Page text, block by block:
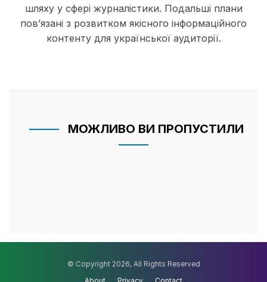
шляху у сфері журналістики. Подальші плани
пов’язані з розвитком якісного інформаційного
контенту для української аудиторії.
МОЖЛИВО ВИ ПРОПУСТИЛИ
© Copyright 2026, All Rights Reserved